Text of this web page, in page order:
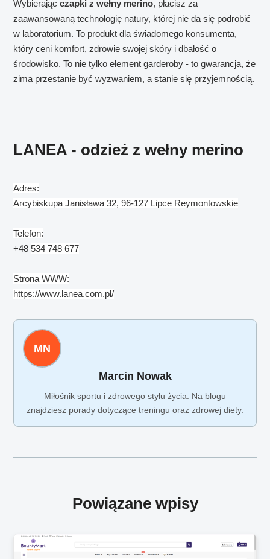
Wybierającczapki z wełny merino, płacisz za
zaawansowaną technologię natury, której nie da się podrobić
w laboratorium. To produkt dla świadomego konsumenta,
który ceni komfort, zdrowie swojej skóry i dbałość o
środowisko. To nie tylko element garderoby - to gwarancja, że
zima przestanie być wyzwaniem, a stanie się przyjemnością.
LANEA - odzież z wełny merino
Adres:
Arcybiskupa Janisława 32, 96-127 Lipce Reymontowskie
Telefon:
+48534 748 677
Strona WWW:
https://www.lanea.com.pl/
MN
Marcin Nowak
Miłośnik sportu i zdrowego stylu życia. Na blogu
znajdziesz porady dotyczące treningu oraz zdrowej diety.
Powiązane wpisy